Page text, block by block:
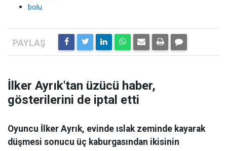
bolu
İlker Ayrık'tan üzücü haber,
gösterilerini de iptal etti
Oyuncu İlker Ayrık, evinde ıslak zeminde kayarak
düşmesi sonucu üç kaburgasından ikisinin